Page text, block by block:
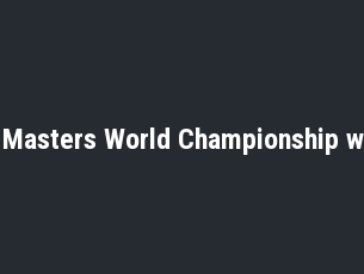
Masters World Championship